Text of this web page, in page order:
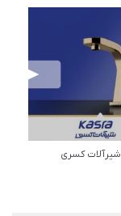
شیرآلات کسری